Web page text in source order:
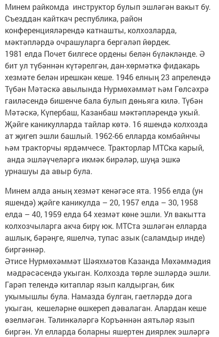
Минем райкомда инструктор булып эшләгән вакыт бу.
Съезддан кайткач республика, район
конференцияләрендә катнашты, колхозларда,
мәктәпләрдә очрашуларга бергәләп йөрдек.
1981 елда Почет билгесе ордены белән бүләкләнде. Ә
бит ул түбәннән күтәрелгән, дан-хөрмәткә фидакарь
хезмәте белән ирешкән кеше. 1946 елның 23 апрелендә
Түбән Мәтәскә авылында Нурмөхәммәт һәм Гөлсәхрә
гаиләсендә бишенче бала булып дөньяга килә. Түбән
Мәтәскә, Күпербаш, Казанбаш мәктәпләрендә укый.
Җәйге каникулларда тайлар көтә. 16 яшендә колхозда
ат җигеп эшли башлый. 1962-66 елларда комбайнчы
һәм тракторчы ярдәмчесе. Тракторлар МТСка карый,
анда эшләүчеләргә икмәк бирәләр, шуңа эшкә
урнашуы да авыр була.
Минем алда аның хезмәт кенәгәсе ята. 1956 елда (ун
яшендә) җәйге каникулда – 20, 1957 елда – 30, 1958
елда – 40, 1959 елда 64 хезмәт көне эшли. Ул вакытта
колхозчыларга акча бирү юк. МТСта эшләгән елларда
ашлык, бәрәңге, яшелчә, тупас азык (саламдыр инде)
биргәннәр.
Әтисе Нурмөхәммәт Шәяхмәтов Казанда Мөхәммәдия
мәдрәсәсендә укыган. Колхозда төрле эшләрдә эшли.
Гарәп телендә китаплар язып калдырган, бик
укымышлы була. Намазда булган, гаетләрдә дога
укыган, кешеләрне өшкереп дәвалаган. Алардан кеше
өзелмәгән. Тәлинкәләргә Коръәннән аятьләр язып
биргән. Ул елларда боларны яшертен диярлек эшләргә